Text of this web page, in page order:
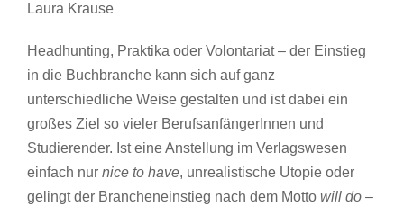
Laura Krause
Headhunting, Praktika oder Volontariat – der Einstieg
in die Buchbranche kann sich auf ganz
unterschiedliche Weise gestalten und ist dabei ein
großes Ziel so vieler BerufsanfängerInnen und
Studierender. Ist eine Anstellung im Verlagswesen
einfach nur nice to have, unrealistische Utopie oder
gelingt der Brancheneinstieg nach dem Motto will do –